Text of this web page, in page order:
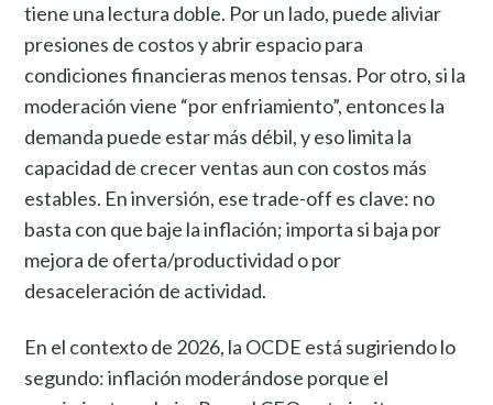
tiene una lectura doble. Por un lado, puede aliviar
presiones de costos y abrir espacio para
condiciones financieras menos tensas. Por otro, si la
moderación viene “por enfriamiento”, entonces la
demanda puede estar más débil, y eso limita la
capacidad de crecer ventas aun con costos más
estables. En inversión, ese trade-off es clave: no
basta con que baje la inflación; importa si baja por
mejora de oferta/productividad o por
desaceleración de actividad.
En el contexto de 2026, la OCDE está sugiriendo lo
segundo: inflación moderándose porque el